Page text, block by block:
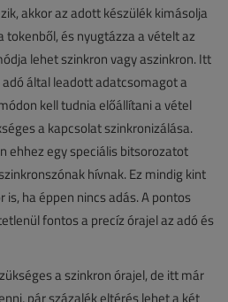
akkor az adott készülék kimásolja
tokenből, és nyugtázza a vételt az
lehet szinkron vagy aszinkron. Itt
adó által leadott adatcsomagot a
kell tudnia előállítani a vétel
a kapcsolat szinkronizálása.
ehhez egy speciális bitsorozatot
hívnak. Ez mindig kint
is, ha éppen nincs adás. A pontos
fontos a precíz órajel az adó és
a szinkron órajel, de itt már
pár százalék eltérés lehet a két